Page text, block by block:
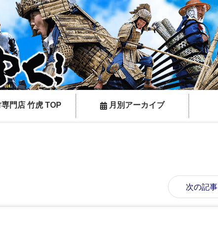
専門店 竹虎 TOP 月別アーカイブ
次の記事